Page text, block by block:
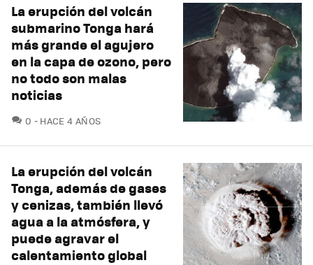
La erupción del volcán
submarino Tonga hará
más grande el agujero
en la capa de ozono, pero
no todo son malas
noticias
0 COMENTARIOS
HACE 4 AÑOS
La erupción del volcán
Tonga, además de gases
y cenizas, también llevó
agua a la atmósfera, y
puede agravar el
calentamiento global